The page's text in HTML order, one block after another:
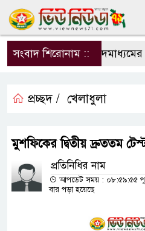
সংবাদ শিরোনাম ::সংবাদমাধ্যমের
প্রচ্ছদ / খেলাধুলা
মুশফিকের দ্বিতীয় দ্রুততম
প্রতিনিধির নাম
আপডেট সময় : ০৮:৫৯:৫৫
বার পড়া হয়েছে